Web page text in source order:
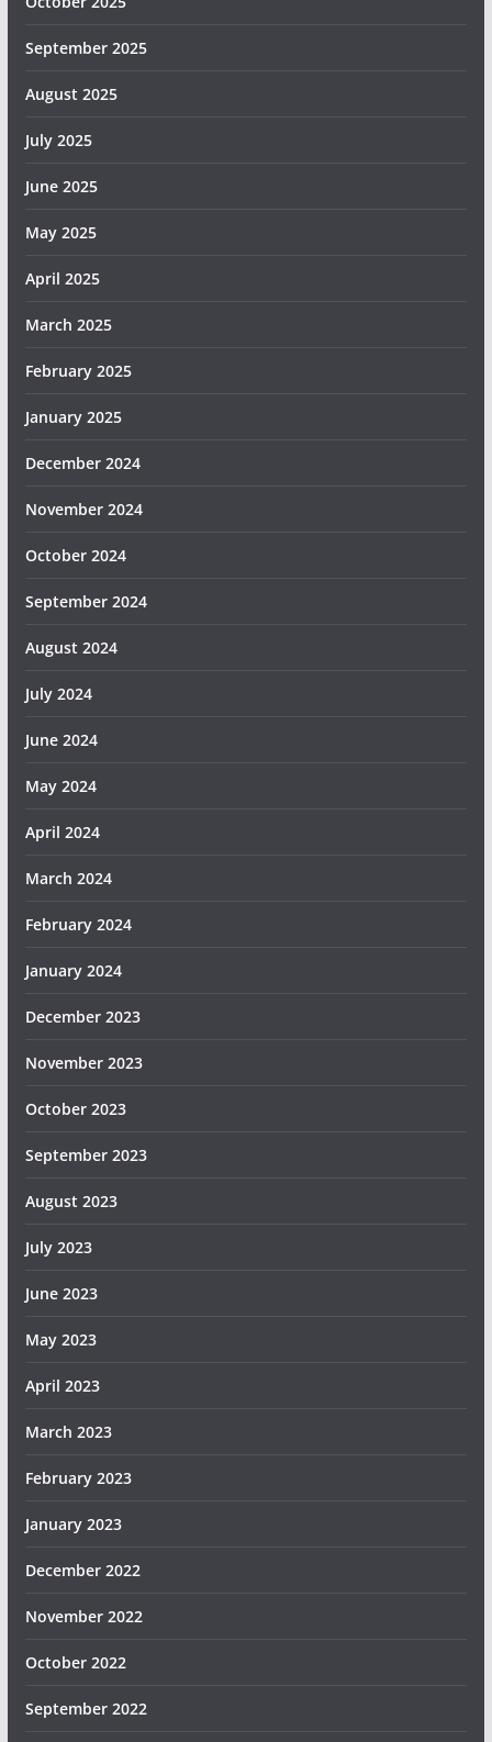
September 2025
August 2025
July 2025
June 2025
May 2025
April 2025
March 2025
February 2025
January 2025
December 2024
November 2024
October 2024
September 2024
August 2024
July 2024
June 2024
May 2024
April 2024
March 2024
February 2024
January 2024
December 2023
November 2023
October 2023
September 2023
August 2023
July 2023
June 2023
May 2023
April 2023
March 2023
February 2023
January 2023
December 2022
November 2022
October 2022
September 2022